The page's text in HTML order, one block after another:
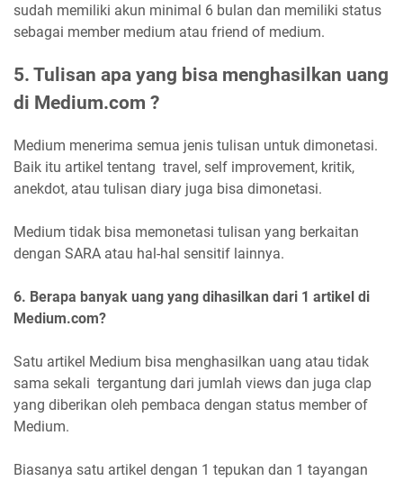
sudah memiliki akun minimal 6 bulan dan memiliki status
sebagai member medium atau friend of medium.
5. Tulisan apa yang bisa menghasilkan uang
di Medium.com ?
Medium menerima semua jenis tulisan untuk dimonetasi.
Baik itu artikel tentang travel, self improvement, kritik,
anekdot, atau tulisan diary juga bisa dimonetasi.
Medium tidak bisa memonetasi tulisan yang berkaitan
dengan SARA atau hal-hal sensitif lainnya.
6. Berapa banyak uang yang dihasilkan dari 1 artikel di
Medium.com?
Satu artikel Medium bisa menghasilkan uang atau tidak
sama sekali tergantung dari jumlah views dan juga clap
yang diberikan oleh pembaca dengan status member of
Medium.
Biasanya satu artikel dengan 1 tepukan dan 1 tayangan